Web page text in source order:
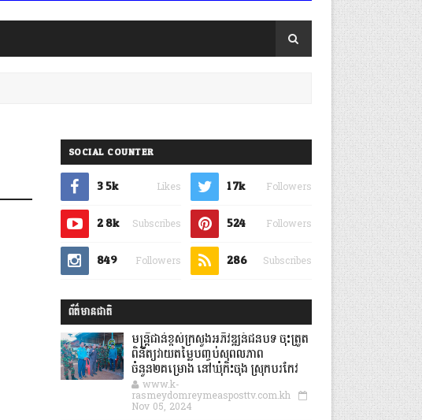
SOCIAL COUNTER
3.5k Likes 1.7k Followers
2.8k Subscribes 524 Followers
849 Followers 286 Subscribes
ព័ត៌មានជាតិ
មន្ត្រីជាន់ខ្ពស់ក្រសួងអភិវឌ្ឍន៍ជនបទ ចុះត្រួត
ពិនិត្យវាយតម្លៃបញ្ចប់សុពលភាព
ចំនួន២គម្រោង នៅឃុំកិះចុង ស្រុកបរកែវ
www.k-
rasmeydomreymeasposttv.com.kh
Nov 05, 2024